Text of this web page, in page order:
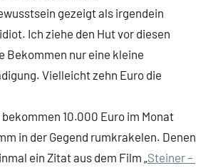
gezeigt als irgendein
Ich ziehe den Hut vor diesen
Bekommen nur eine kleine
Vielleicht zehn Euro die
10.000 Euro im Monat
in der Gegend rumkrakelen. Denen
ein Zitat aus dem Film „Steiner –